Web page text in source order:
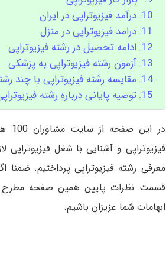
درآمد فیزیوتراپی در ایران
درامد فیزیوتراپی در منزل
ادامه تحصیل در رشته فیزیوتراپی
آزمون رشته فیزیوتراپی به پزشکی
مقایسه رشته فیزیوتراپی با چند
توصیه پایانی درباره رشته
فیزیوتراپی و آشنایی با شغل
معرفی رشته فیزیوتراپی پرداختیم. ضمنا
قسمت نظرات پایین همین صفحه مطرح
ابهامات شما عزیزان باشیم.